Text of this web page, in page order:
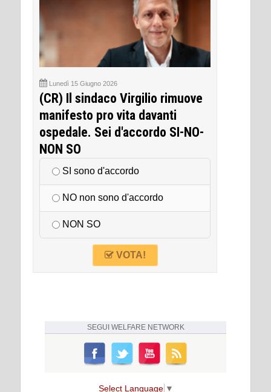
Lunedì 15 Giugno 2026
(CR) Il sindaco Virgilio rimuove
manifesto pro vita davanti
ospedale. Sei d'accordo SI-NO-
NON SO
SI sono d'accordo
NO non sono d'accordo
NON SO
VOTA!
SEGUI WELFARE NETWORK
Select Language ▼